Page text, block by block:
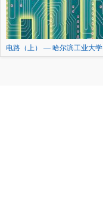
电路（上） — 哈尔滨工业大学